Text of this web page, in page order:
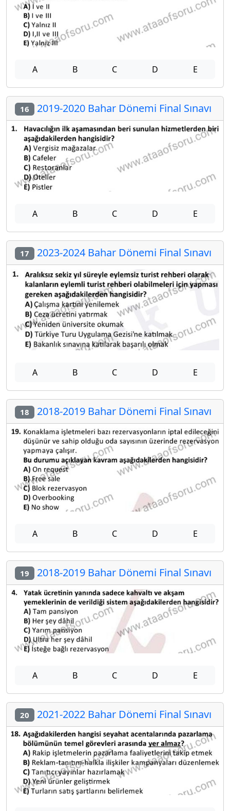
A B C D E
16 2019-2020 Bahar Dönemi Final Sınavı
A B C D E
17 2023-2024 Bahar Dönemi Final Sınavı
A B C D E
18 2018-2019 Bahar Dönemi Final Sınavı
A B C D E
19 2018-2019 Bahar Dönemi Final Sınavı
A B C D E
20 2021-2022 Bahar Dönemi Final Sınavı